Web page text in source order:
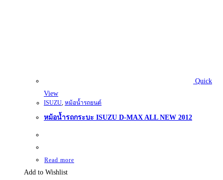
Quick
View
ISUZU หม้อน้ำรถยนต์
หม้อน้ำรถกระบะ ISUZU D-MAX ALL NEW 2012
Read more
Add to Wishlist